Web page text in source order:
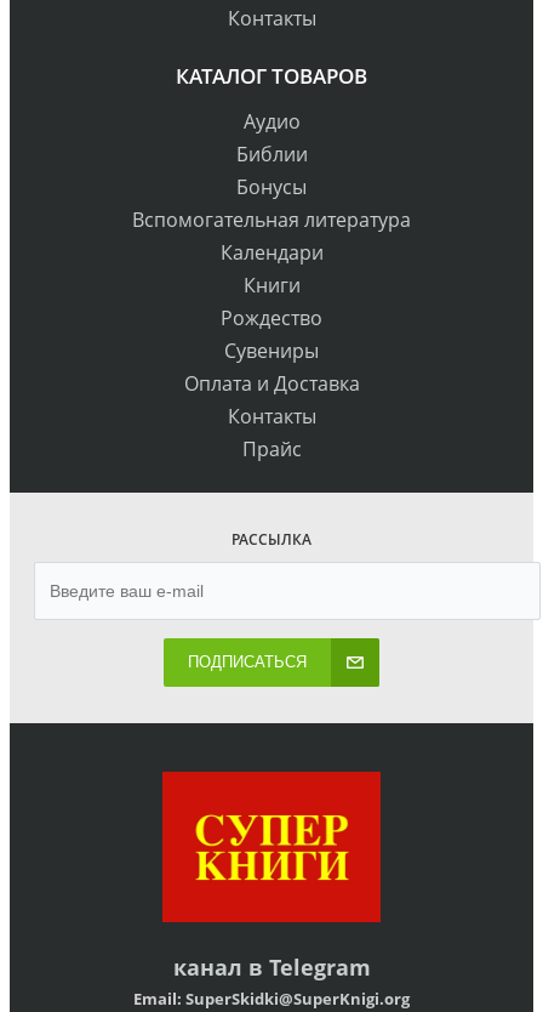
Контакты
КАТАЛОГ ТОВАРОВ
Аудио
Библии
Бонусы
Вспомогательная литература
Календари
Книги
Рождество
Сувениры
Оплата и Доставка
Контакты
Прайс
РАССЫЛКА
ПОДПИСАТЬСЯ
канал в Telegram
Email: SuperSkidki@SuperKnigi.org